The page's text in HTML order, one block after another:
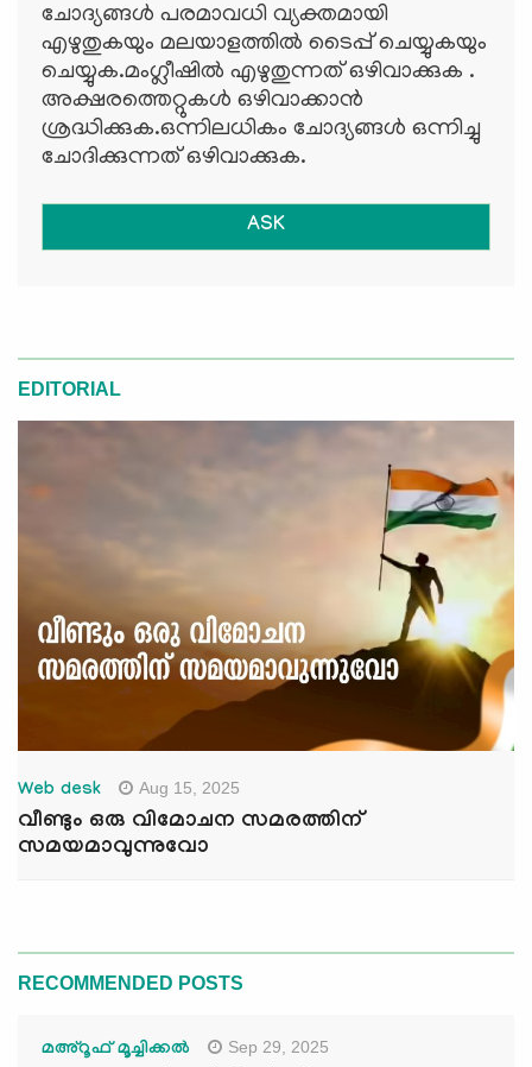
ചോദ്യങ്ങള്‍ പരമാവധി വ്യക്തമായി
എഴുതുകയും മലയാളത്തില്‍ ടൈപ്പ് ചെയ്യുകയും
ചെയ്യുക.മംഗ്ലീഷില്‍ എഴുതുന്നത് ഒഴിവാക്കുക .
അക്ഷരത്തെറ്റുകള്‍ ഒഴിവാക്കാന്‍
ശ്രദ്ധിക്കുക.ഒന്നിലധികം ചോദ്യങ്ങള്‍ ഒന്നിച്ചു
ചോദിക്കുന്നത് ഒഴിവാക്കുക.
ASK
EDITORIAL
Web desk Aug 15, 2025
വീണ്ടും ഒരു വിമോചന സമരത്തിന്
സമയമാവുന്നുവോ
RECOMMENDED POSTS
മഅ്റൂഫ് മൂച്ചിക്കല്‍ Sep 29, 2025